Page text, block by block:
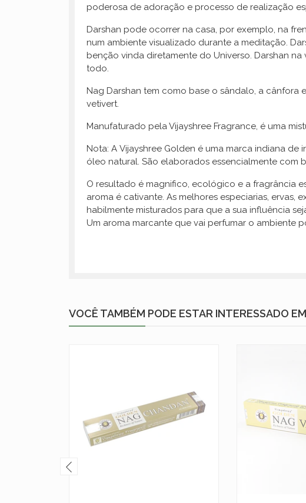
poderosa de adoração e processo de realização
Darshan pode ocorrer na casa, por exemplo, na
num ambiente visualizado durante a meditação.
benção vinda diretamente do Universo. Darshan
todo.
Nag Darshan tem como base o sândalo, a cânfora
vetivert.
Manufaturado pela Vijayshree Fragrance, é uma
Nota: A Vijayshree Golden é uma marca indiana
óleo natural. São elaborados essencialmente com
O resultado é magnifico, ecológico e a fragrância
aroma é cativante. As melhores especiarias,
habilmente misturados para que a sua influência
Um aroma marcante que vai perfumar o ambiente
VOCÊ TAMBÉM PODE ESTAR INTERESSADO EM